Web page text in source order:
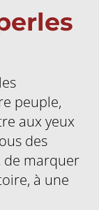
peuple,
aux yeux
des
de marquer
à une